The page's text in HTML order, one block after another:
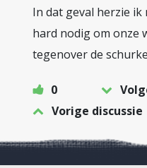
In dat geval herzie ik
hard nodig om onze
tegenover de
0
Vorige discussie